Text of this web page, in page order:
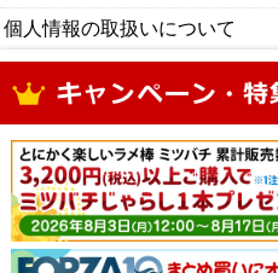
個人情報の取扱いについて